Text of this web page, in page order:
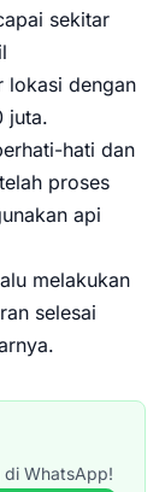
sekitar
lokasi dengan
juta.
hati dan
proses
api
melakukan
selesai
WhatsApp!